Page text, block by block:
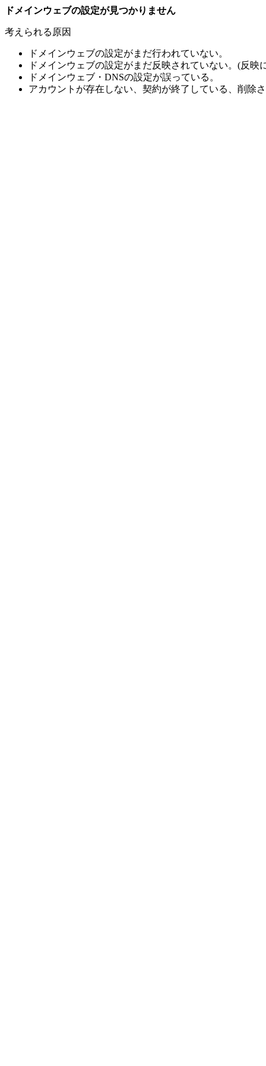
ドメインウェブの設定が見つかりません
考えられる原因
ドメインウェブの設定がまだ行われていない。
ドメインウェブの設定がまだ反映されていない。(反
ドメインウェブ・DNSの設定が誤っている。
アカウントが存在しない、契約が終了している、削除